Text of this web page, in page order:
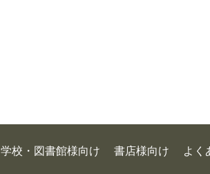
学校・図書館様向け 書店様向け よく